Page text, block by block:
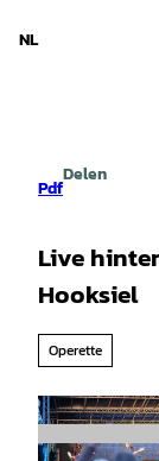
NL
Pdf
Delen
Live
Hooksiel
Operette